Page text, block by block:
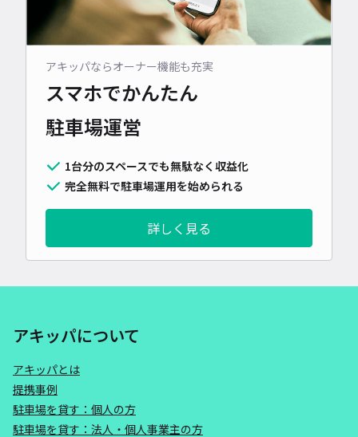
アキッパならオーナー機能も充実
スマホでかんたん
駐車場運営
1台分のスペースでも無駄なく収益化
完全無料で駐車場運用を始められる
詳しく見る
アキッパについて
アキッパとは
提携事例
駐車場を貸す：個人の方
駐車場を貸す：法人・個人事業主の方